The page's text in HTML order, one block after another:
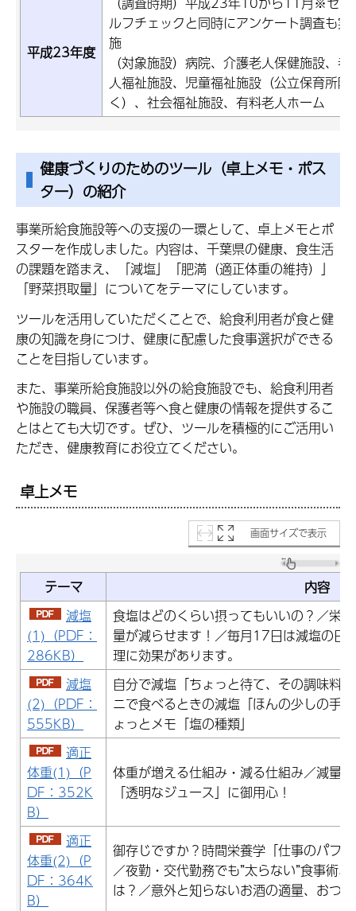
平成23年度
ルフチェックと同時にアンケート調査も実
施
（対象施設）病院、介護老人保健施設、老
人福祉施設、児童福祉施設（公立保育所除
く）、社会福祉施設、有料老人ホーム
健康づくりのためのツール（卓上メモ・ポス
ター）の紹介
事業所給食施設等への支援の一環として、卓上メモとポ
スターを作成しました。内容は、千葉県の健康、食生活
の課題を踏まえ、「減塩」「肥満（適正体重の維持）」
「野菜摂取量」についてをテーマにしています。
ツールを活用していただくことで、給食利用者が食と健
康の知識を身につけ、健康に配慮した食事選択ができる
ことを目指しています。
また、事業所給食施設以外の給食施設でも、給食利用者
や施設の職員、保護者等へ食と健康の情報を提供するこ
とはとても大切です。ぜひ、ツールを積極的にご活用い
ただき、健康教育にお役立てください。
卓上メモ
画面サイズで表示
テーマ
内容
減塩
(1)（PDF：
286KB）
食塩はどのくらい摂ってもいいの？／栄
量が減らせます！／毎月17日は減塩の日
理に効果があります。
減塩
(2)（PDF：
555KB）
自分で減塩「ちょっと待て、その調味料
ニで食べるときの減塩「ほんの少しの手
ょっとメモ「塩の種類」
適正
体重(1)（P
DF：352K
B）
体重が増える仕組み・減る仕組み／減量
「透明なジュース」に御用心！
適正
体重(2)（P
DF：364K
B）
御存じですか？時間栄養学「仕事のパフ
／夜勤・交代勤務でも”太らない”食事術
は？／意外と知らないお酒の適量、おつ